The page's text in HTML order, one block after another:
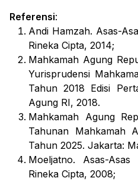
Referensi:
Andi Hamzah. Asas-
Rineka Cipta, 2014;
Mahkamah Agung
Yurisprudensi
Tahun 2018 Edisi
Agung RI, 2018.
Mahkamah Agung
Tahunan Mahkamah
Tahun 2025. Jakarta:
Moeljatno. Asas-
Rineka Cipta, 2008;